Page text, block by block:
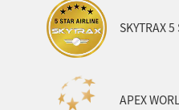
SKYTRAX
APEX